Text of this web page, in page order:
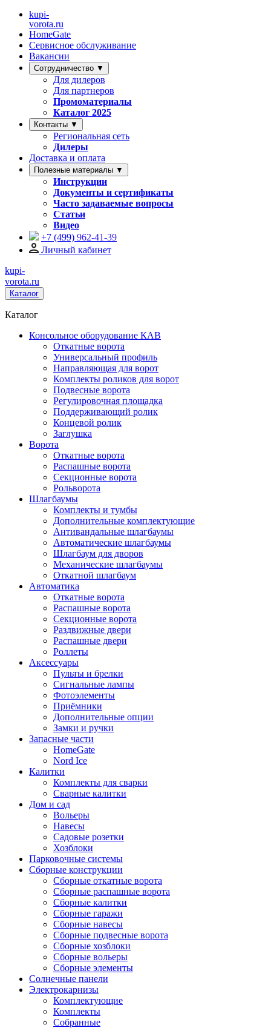
kupi-
vorota.ru
HomeGate
Сервисное обслуживание
Вакансии
Сотрудничество ▼
Для дилеров
Для партнеров
Промоматериалы
Каталог 2025
Контакты ▼
Региональная сеть
Дилеры
Доставка и оплата
Полезные материалы ▼
Инструкции
Документы и сертификаты
Часто задаваемые вопросы
Статьи
Видео
+7 (499) 962-41-39
Личный кабинет
kupi-
vorota.ru
Каталог
Каталог
Консольное оборудование КАВ
Откатные ворота
Универсальный профиль
Направляющая для ворот
Комплекты роликов для ворот
Подвесные ворота
Регулировочная площадка
Поддерживающий ролик
Концевой ролик
Заглушка
Ворота
Откатные ворота
Распашные ворота
Секционные ворота
Рольворота
Шлагбаумы
Комплекты и тумбы
Дополнительные комплектующие
Антивандальные шлагбаумы
Автоматические шлагбаумы
Шлагбаум для дворов
Механические шлагбаумы
Откатной шлагбаум
Автоматика
Откатные ворота
Распашные ворота
Секционные ворота
Раздвижные двери
Распашные двери
Роллеты
Аксессуары
Пульты и брелки
Сигнальные лампы
Фотоэлементы
Приёмники
Дополнительные опции
Замки и ручки
Запасные части
HomeGate
Nord Ice
Калитки
Комплекты для сварки
Сварные калитки
Дом и сад
Вольеры
Навесы
Садовые розетки
Хозблоки
Парковочные системы
Сборные конструкции
Сборные откатные ворота
Сборные распашные ворота
Сборные калитки
Сборные гаражи
Сборные навесы
Сборные подвесные ворота
Сборные хозблоки
Сборные вольеры
Сборные элементы
Солнечные панели
Электрокарнизы
Комплектующие
Комплекты
Собранные